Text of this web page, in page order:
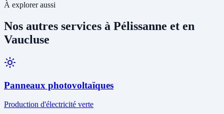
À explorer aussi
Nos autres services à Pélissanne et en
Vaucluse
Panneaux photovoltaïques
Production d'électricité verte